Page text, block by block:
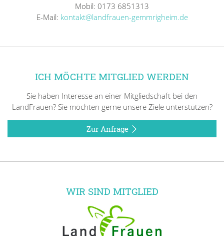
Mobil: 0173 6851313
E-Mail: kontakt@landfrauen-gemmrigheim.de
ICH MÖCHTE MITGLIED WERDEN
Sie haben Interesse an einer Mitgliedschaft bei den
LandFrauen? Sie möchten gerne unsere Ziele unterstützen?
Zur Anfrage
WIR SIND MITGLIED